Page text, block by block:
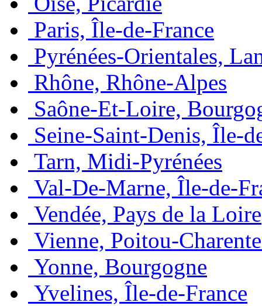
Paris, Île-de-France
Pyrénées-Orientales,
Rhône, Rhône-Alpes
Saône-Et-Loire,
Seine-Saint-Denis, Île-
Tarn, Midi-Pyrénées
Val-De-Marne, Île-de-
Vendée, Pays de la Loire
Vienne, Poitou-
Yonne, Bourgogne
Yvelines, Île-de-France